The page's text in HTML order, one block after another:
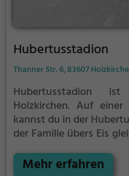
Hubertusstadion
Thanner Str. 6, 83607
Hubertusstadion
Holzkirchen. Auf einer
kannst du in der
der Familie übers Eis
Kleinere Kinder oder
Mehr erfahren